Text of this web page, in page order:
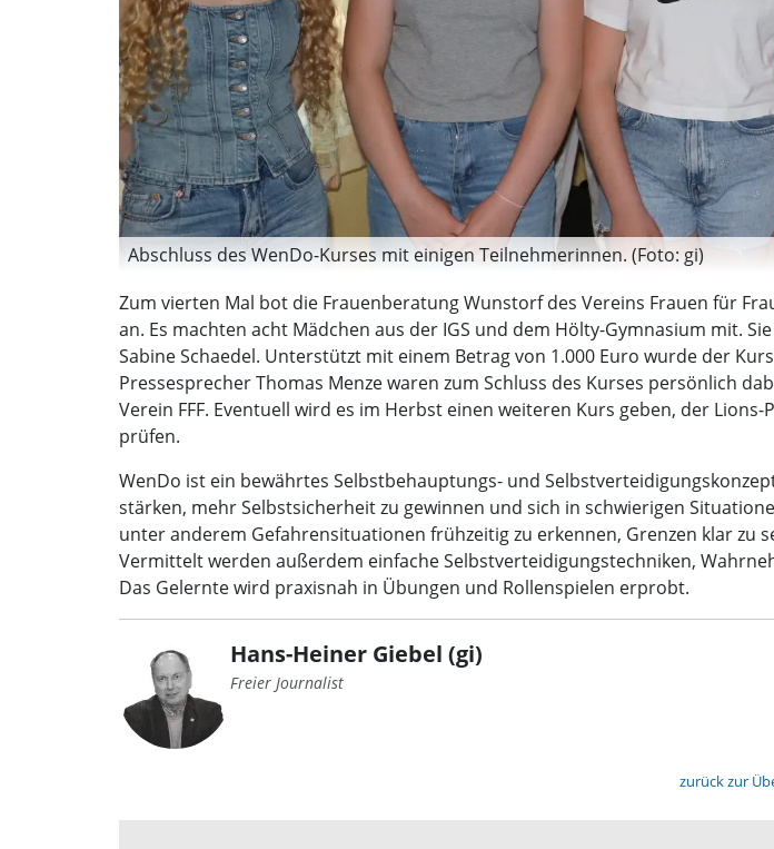
Abschluss des WenDo-Kurses mit einigen Teilnehmerinnen. (Foto: gi)
Zum vierten Mal bot die Frauenberatung Wunstorf des Vereins Frauen für
an. Es machten acht Mädchen aus der IGS und dem Hölty-Gymnasium mit.
Sabine Schaedel. Unterstützt mit einem Betrag von 1.000 Euro wurde der
Pressesprecher Thomas Menze waren zum Schluss des Kurses persönlich
Verein FFF. Eventuell wird es im Herbst einen weiteren Kurs geben, der
prüfen.
WenDo ist ein bewährtes Selbstbehauptungs- und
stärken, mehr Selbstsicherheit zu gewinnen und sich in schwierigen
unter anderem Gefahrensituationen frühzeitig zu erkennen, Grenzen klar zu
Vermittelt werden außerdem einfache Selbstverteidigungstechniken,
Das Gelernte wird praxisnah in Übungen und Rollenspielen erprobt.
Hans-Heiner Giebel (gi)
Freier Journalist
zurück zur